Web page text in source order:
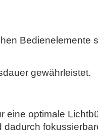
Bedienelemente
gewährleistet.
eine optimale